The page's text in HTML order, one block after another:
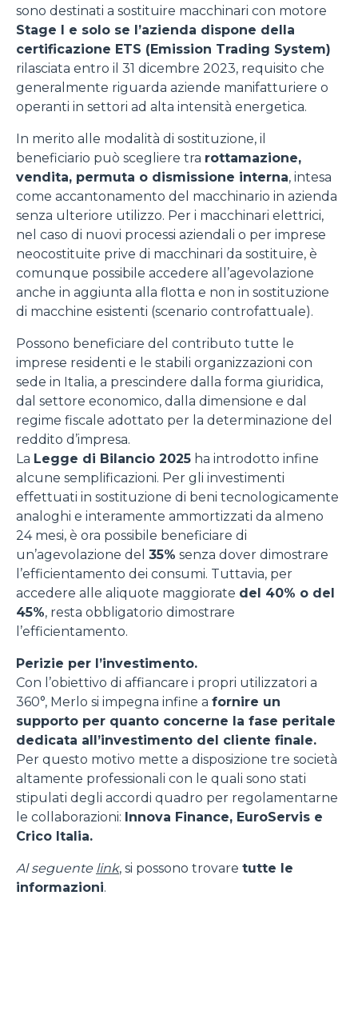
sono destinati a sostituire macchinari con motore
Stage I e solo se l’azienda dispone della
certificazione ETS (Emission Trading System)
rilasciata entro il 31 dicembre 2023, requisito che
generalmente riguarda aziende manifatturiere o
operanti in settori ad alta intensità energetica.
In merito alle modalità di sostituzione, il
beneficiario può scegliere tra rottamazione,
vendita, permuta o dismissione interna, intesa
come accantonamento del macchinario in azienda
senza ulteriore utilizzo. Per i macchinari elettrici,
nel caso di nuovi processi aziendali o per imprese
neocostituite prive di macchinari da sostituire, è
comunque possibile accedere all’agevolazione
anche in aggiunta alla flotta e non in sostituzione
di macchine esistenti (scenario controfattuale).
Possono beneficiare del contributo tutte le
imprese residenti e le stabili organizzazioni con
sede in Italia, a prescindere dalla forma giuridica,
dal settore economico, dalla dimensione e dal
regime fiscale adottato per la determinazione del
reddito d’impresa.
La Legge di Bilancio 2025 ha introdotto infine
alcune semplificazioni. Per gli investimenti
effettuati in sostituzione di beni tecnologicamente
analoghi e interamente ammortizzati da almeno
24 mesi, è ora possibile beneficiare di
un’agevolazione del 35% senza dover dimostrare
l’efficientamento dei consumi. Tuttavia, per
accedere alle aliquote maggiorate del 40% o del
45%, resta obbligatorio dimostrare
l’efficientamento.
Perizie per l’investimento.
Con l’obiettivo di affiancare i propri utilizzatori a
360°, Merlo si impegna infine a fornire un
supporto per quanto concerne la fase peritale
dedicata all’investimento del cliente finale.
Per questo motivo mette a disposizione tre società
altamente professionali con le quali sono stati
stipulati degli accordi quadro per regolamentarne
le collaborazioni: Innova Finance, EuroServis e
Crico Italia.
Al seguente link, si possono trovare tutte le
informazioni.